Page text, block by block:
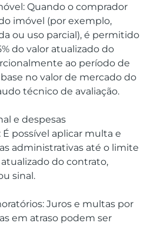
Quando o comprador
imóvel (por exemplo,
ou uso parcial), é permitido
do valor atualizado do
ao período de
no valor de mercado do
técnico de avaliação.
e despesas
possível aplicar multa e
administrativas até o limite
atualizado do contrato,
sinal.
Juros e multas por
em atraso podem ser